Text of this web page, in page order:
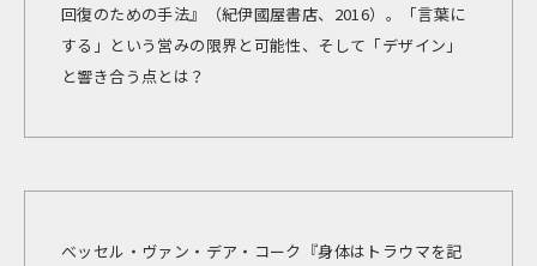
回復のための手法』（紀伊國屋書店、2016）。「言葉に
する」という営みの限界と可能性、そして「デザイン」
と響き合う点とは？
べッセル・ヴァン・デア・コーク『身体はトラウマを記